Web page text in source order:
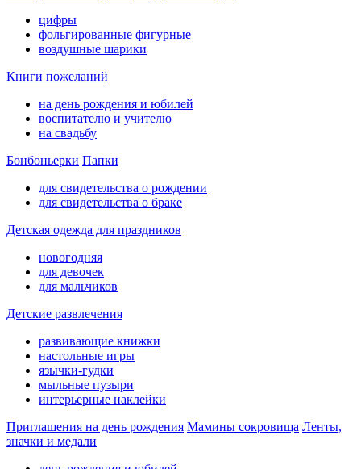
цифры
фольгированные фигурные
воздушные шарики
Книги пожеланий
на день рождения и юбилей
воспитателю и учителю
на свадьбу
Бонбоньерки Папки
для свидетельства о рождении
для свидетельства о браке
Детская одежда для праздников
новогодняя
для девочек
для мальчиков
Детские развлечения
развивающие книжки
настольные игры
язычки-гудки
мыльные пузыри
интерьерные наклейки
Приглашения на день рождения Мамины сокровища Ленты,
значки и медали